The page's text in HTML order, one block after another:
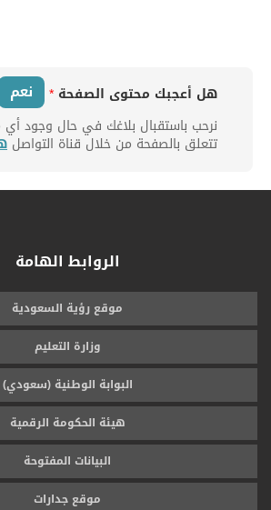
هل أعجبك محتوى الصفحة * نعم
نرحب باستقبال بلاغك في حال وجود
تتعلق بالصفحة من خلال قناة التواصل
الروابط الهامة
موقع رؤية السعودية
وزارة التعليم
البوابة الوطنية (سعودي)
هيئة الحكومة الرقمية
البيانات المفتوحة
موقع جدارات